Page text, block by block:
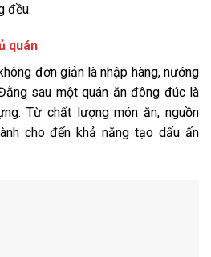
đều.
quán
đơn giản là nhập hàng, nướng
sau một quán ăn đông đúc là
Từ chất lượng món ăn, nguồn
cho đến khả năng tạo dấu ấn